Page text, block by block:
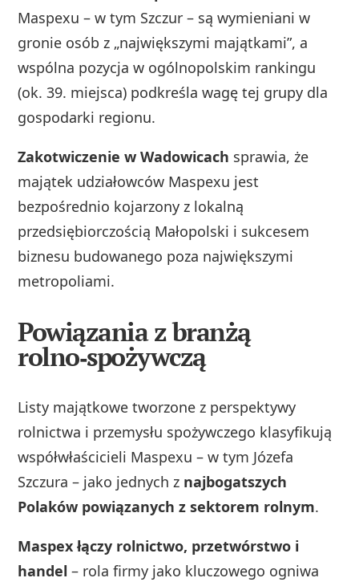
Maspexu – w tym Szczur – są wymieniani w
gronie osób z „największymi majątkami”, a
wspólna pozycja w ogólnopolskim rankingu
(ok. 39. miejsca) podkreśla wagę tej grupy dla
gospodarki regionu.
Zakotwiczenie w Wadowicach sprawia, że
majątek udziałowców Maspexu jest
bezpośrednio kojarzony z lokalną
przedsiębiorczością Małopolski i sukcesem
biznesu budowanego poza największymi
metropoliami.
Powiązania z branżą
rolno‑spożywczą
Listy majątkowe tworzone z perspektywy
rolnictwa i przemysłu spożywczego klasyfikują
współwłaścicieli Maspexu – w tym Józefa
Szczura – jako jednych z najbogatszych
Polaków powiązanych z sektorem rolnym.
Maspex łączy rolnictwo, przetwórstwo i
handel – rola firmy jako kluczowego ogniwa